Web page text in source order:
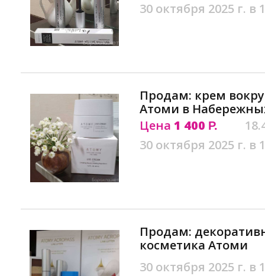
30 октября 2025 г. в
Продам: крем
Атоми в
Цена 1 400 Р.
30 октября 2025 г. в
Продам:
косметика Атоми
30 октября 2025 г. в